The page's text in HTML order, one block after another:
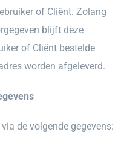
of Cliënt. Zolang
blijft deze
of Cliënt bestelde
worden afgeleverd.
de volgende gegevens: